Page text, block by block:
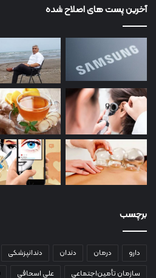
آخرین پست های اصلاح شده
برچسب
دارو درمان دندان دندانپزشکی
سازمان تأمین‌اجتماعی
علی اسحاقی